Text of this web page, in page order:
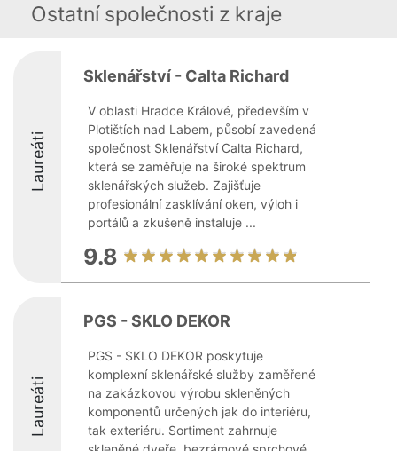
Ostatní společnosti z kraje
Laureáti
Sklenářství - Calta Richard
V oblasti Hradce Králové, především v
Plotištích nad Labem, působí zavedená
společnost Sklenářství Calta Richard,
která se zaměřuje na široké spektrum
sklenářských služeb. Zajišťuje
profesionální zasklívání oken, výloh i
portálů a zkušeně instaluje ...
9.8
Laureáti
PGS - SKLO DEKOR
PGS - SKLO DEKOR poskytuje
komplexní sklenářské služby zaměřené
na zakázkovou výrobu skleněných
komponentů určených jak do interiéru,
tak exteriéru. Sortiment zahrnuje